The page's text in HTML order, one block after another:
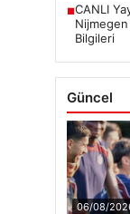
■CANLI
Nijmegen
Bilgileri
Güncel
06/08/